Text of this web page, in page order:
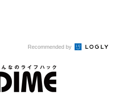
Recommended by